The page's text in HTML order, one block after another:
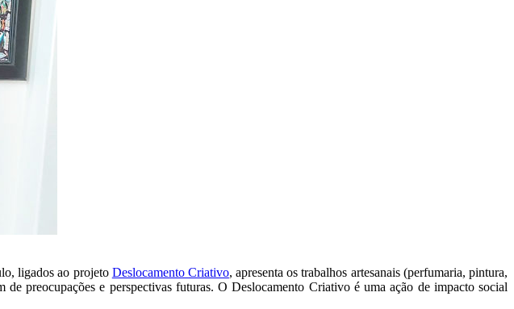
ligados ao projeto Deslocamento Criativo, apresenta os trabalhos artesanais (perfumaria, pintura,
preocupações e perspectivas futuras. O Deslocamento Criativo é uma ação de impacto social